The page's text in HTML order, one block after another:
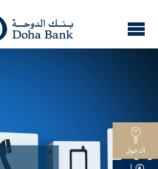
الدخول